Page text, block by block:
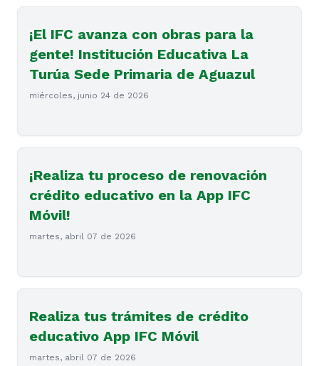
¡El IFC avanza con obras para la
gente! Institución Educativa La
Turúa Sede Primaria de Aguazul
miércoles, junio 24 de 2026
¡Realiza tu proceso de renovación
crédito educativo en la App IFC
Móvil!
martes, abril 07 de 2026
Realiza tus trámites de crédito
educativo App IFC Móvil
martes, abril 07 de 2026